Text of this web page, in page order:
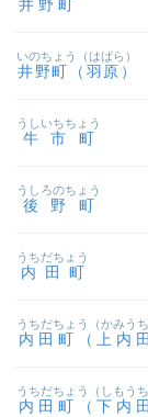
井野町
井野町（羽原）
いのちょう（はばら）
牛市町
うしいちちょう
後野町
うしろのちょう
内田町
うちだちょう
内田町（上内田
うちだちょう（かみうち
内田町（下内田
うちだちょう（しもうち